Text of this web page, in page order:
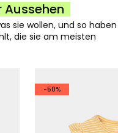
sie wollen, und so haben
die sie am meisten
-50%